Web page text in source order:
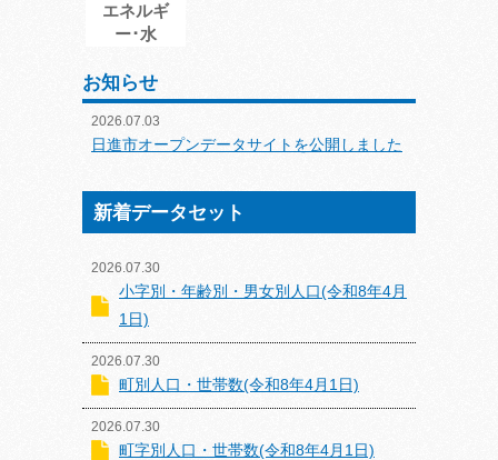
エネルギ
ー･水
お知らせ
2026.07.03
日進市オープンデータサイトを公開しました
新着データセット
2026.07.30
小字別・年齢別・男女別人口(令和8年4月
1日)
2026.07.30
町別人口・世帯数(令和8年4月1日)
2026.07.30
町字別人口・世帯数(令和8年4月1日)